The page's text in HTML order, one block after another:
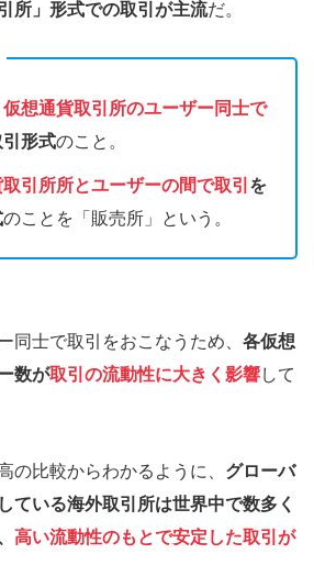
引所」形式での取引が主流だ。
仮想通貨取引所のユーザー同士で
形式のこと。
引所所とユーザーの間で取引 を
のことを「販売所」という。
同士で取引をおこなうため、 各仮想
数が取引の流動性に大きく影響して
の比較からわかるように、 グローバ
ている海外取引所は世界中で数多く
高い流動性のもとで安定した取引が